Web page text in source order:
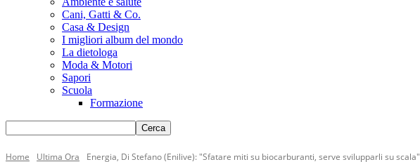
Cani, Gatti & Co.
Casa & Design
I migliori album del mondo
La dietologa
Moda & Motori
Sapori
Scuola
Formazione
Home Ultima Ora Energia, Di Stefano (Enilive): "Sfatare miti su biocarburanti, serve svilupparli su scala"